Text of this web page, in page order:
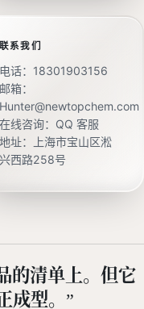
联系我们
电话： 18301903156
邮箱：
Hunter@newtopchem.com
在线咨询： QQ 客服
地址：上海市宝山区淞
兴西路258号
的清单上。但它
成型。”